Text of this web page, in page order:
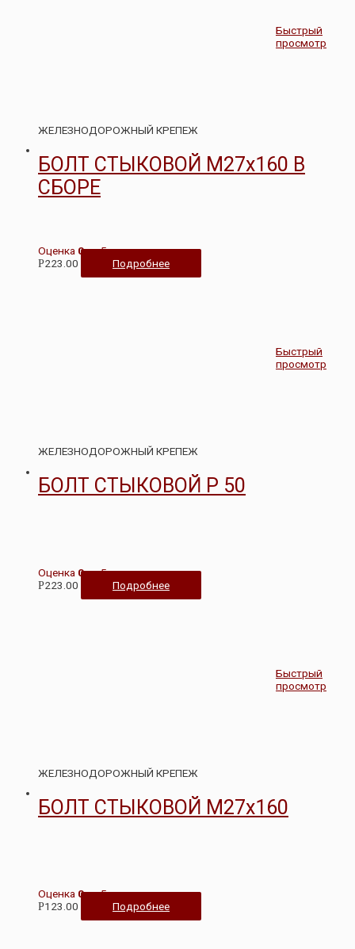
Быстрый
просмотр
ЖЕЛЕЗНОДОРОЖНЫЙ КРЕПЕЖ
БОЛТ СТЫКОВОЙ М27х160 В
СБОРЕ
Оценка 0из 5
Р223.00 Подробнее
Быстрый
просмотр
ЖЕЛЕЗНОДОРОЖНЫЙ КРЕПЕЖ
БОЛТ СТЫКОВОЙ Р 50
Оценка 0из 5
Р223.00 Подробнее
Быстрый
просмотр
ЖЕЛЕЗНОДОРОЖНЫЙ КРЕПЕЖ
БОЛТ СТЫКОВОЙ М27х160
Оценка 0из 5
Р123.00 Подробнее